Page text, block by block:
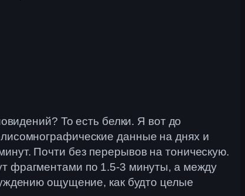
То есть белки. Я вот до
данные на днях и
Почти без перерывов на тоническую.
фрагментами по 1.5-3 минуты, а между
ощущение, как будто целые